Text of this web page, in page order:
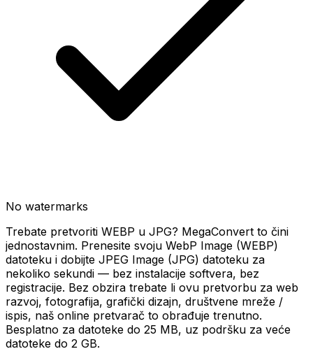
No watermarks
Trebate pretvoriti WEBP u JPG? MegaConvert to čini
jednostavnim. Prenesite svoju WebP Image (WEBP)
datoteku i dobijte JPEG Image (JPG) datoteku za
nekoliko sekundi — bez instalacije softvera, bez
registracije. Bez obzira trebate li ovu pretvorbu za web
razvoj, fotografija, grafički dizajn, društvene mreže /
ispis, naš online pretvarač to obrađuje trenutno.
Besplatno za datoteke do 25 MB, uz podršku za veće
datoteke do 2 GB.